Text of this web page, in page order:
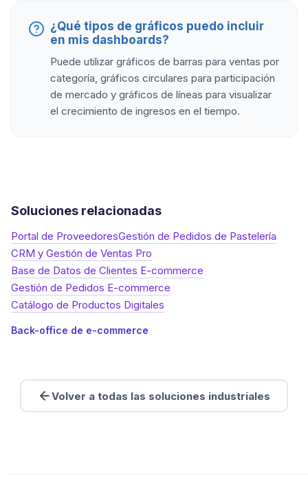
¿Qué tipos de gráficos puedo incluir
en mis dashboards?
Puede utilizar gráficos de barras para ventas por
categoría, gráficos circulares para participación
de mercado y gráficos de líneas para visualizar
el crecimiento de ingresos en el tiempo.
Soluciones relacionadas
Portal de ProveedoresGestión de Pedidos de Pastelería
CRM y Gestión de Ventas Pro
Base de Datos de Clientes E-commerce
Gestión de Pedidos E-commerce
Catálogo de Productos Digitales
Back-office de e-commerce
Volver a todas las soluciones industriales